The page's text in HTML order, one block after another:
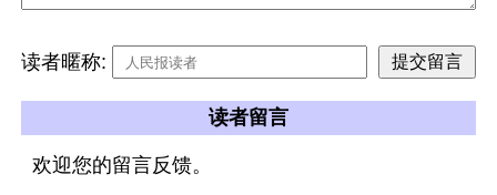
读者暱称:
读者留言
欢迎您的留言反馈。